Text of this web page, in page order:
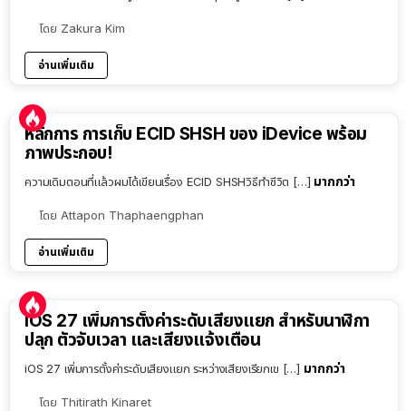
โดย Zakura Kim
อ่านเพิ่มเติม
หลักการ การเก็บ ECID SHSH ของ iDevice พร้อม
ภาพประกอบ!
ความเดิมตอนที่แล้วผมได้เขียนเรื่อง ECID SHSHวิธีทำชีวิต […] มากกว่า
โดย Attapon Thaphaengphan
อ่านเพิ่มเติม
iOS 27 เพิ่มการตั้งค่าระดับเสียงแยก สำหรับนาฬิกา
ปลุก ตัวจับเวลา และเสียงแจ้งเตือน
iOS 27 เพิ่มการตั้งค่าระดับเสียงแยก ระหว่างเสียงเรียกเข […] มากกว่า
โดย Thitirath Kinaret